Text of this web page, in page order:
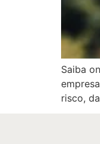
Saiba
risco,